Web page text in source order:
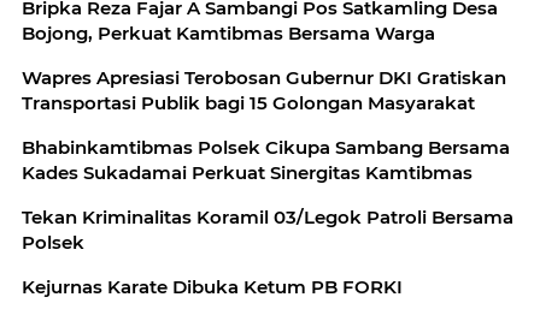
Bripka Reza Fajar A Sambangi Pos Satkamling Desa
Bojong, Perkuat Kamtibmas Bersama Warga
Wapres Apresiasi Terobosan Gubernur DKI Gratiskan
Transportasi Publik bagi 15 Golongan Masyarakat
Bhabinkamtibmas Polsek Cikupa Sambang Bersama
Kades Sukadamai Perkuat Sinergitas Kamtibmas
Tekan Kriminalitas Koramil 03/Legok Patroli Bersama
Polsek
Kejurnas Karate Dibuka Ketum PB FORKI